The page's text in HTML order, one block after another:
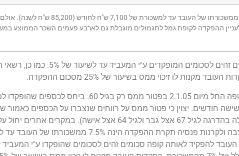
תקרת ההפקדה של המעביד הינה 7.5%
על העובד להפקיד לאותה קופה סכומים
במקרה של משיכה בגיל פרישה (העולה בהדרגה לגיל 67 אצל גבר ולגיל
15%.הפקדות מעביד לקופות גמל לקצבה ולקרנות